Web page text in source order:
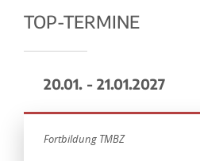
TOP-TERMINE
20.01. - 21.01.2027
Fortbildung TMBZ